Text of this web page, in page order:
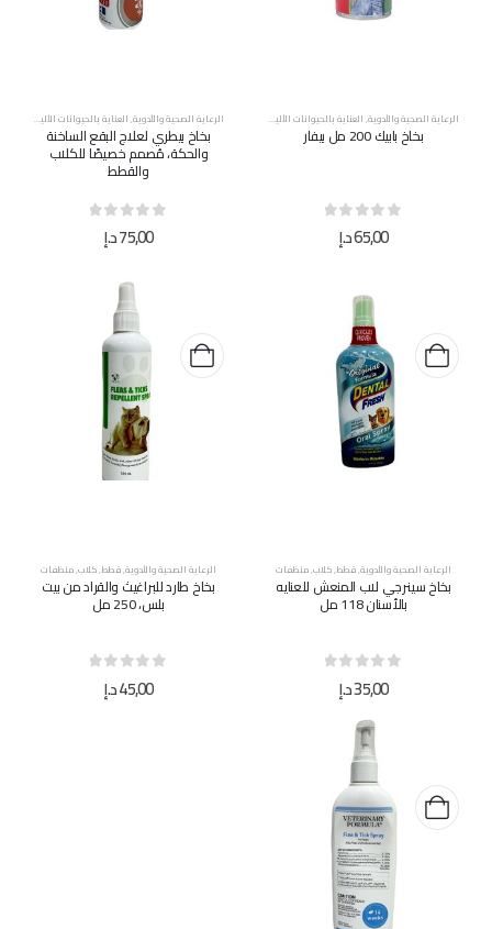
الرعاية الصحية والأدوية,العناية بالحيوانات الأليفة منظفات
بخاخ بابيك 200 مل بيفار
out of 5
65,00د.إ
الرعاية الصحية والأدوية,العناية بالحيوانات الأليفة
بخاخ بيطري لعلاج البقع الساخنة
والحكة، مُصمم خصيصًا للكلاب
والقطط
out of 5
75,00د.إ
الرعاية الصحية والأدوية,قطط,كلاب,منظفات
بخاخ سينرجي لاب المنعش للعنايه
بالأسنان 118 مل
35,00د.إ
الرعاية الصحية والأدوية,قطط,كلاب,منظفات
بخاخ طارد للبراغيث والقراد من بيت
بلس، 250 مل
45,00د.إ